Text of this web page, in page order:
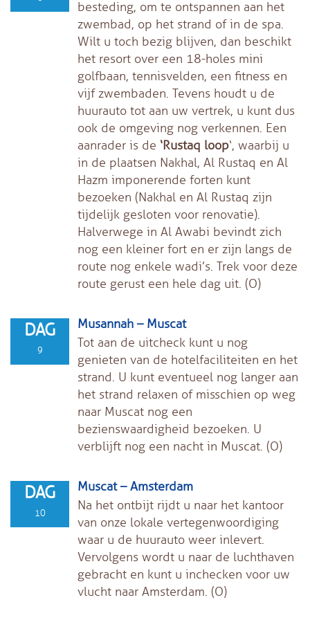
besteding, om te ontspannen aan het
zwembad, op het strand of in de spa.
Wilt u toch bezig blijven, dan beschikt
het resort over een 18-holes mini
golfbaan, tennisvelden, een fitness en
vijf zwembaden. Tevens houdt u de
huurauto tot aan uw vertrek, u kunt dus
ook de omgeving nog verkennen. Een
aanrader is de ‘Rustaq loop‘, waarbij u
in de plaatsen Nakhal, Al Rustaq en Al
Hazm imponerende forten kunt
bezoeken (Nakhal en Al Rustaq zijn
tijdelijk gesloten voor renovatie).
Halverwege in Al Awabi bevindt zich
nog een kleiner fort en er zijn langs de
route nog enkele wadi’s. Trek voor deze
route gerust een hele dag uit. (O)
DAG
9
Musannah – Muscat
Tot aan de uitcheck kunt u nog
genieten van de hotelfaciliteiten en het
strand. U kunt eventueel nog langer aan
het strand relaxen of misschien op weg
naar Muscat nog een
bezienswaardigheid bezoeken. U
verblijft nog een nacht in Muscat. (O)
DAG
10
Muscat – Amsterdam
Na het ontbijt rijdt u naar het kantoor
van onze lokale vertegenwoordiging
waar u de huurauto weer inlevert.
Vervolgens wordt u naar de luchthaven
gebracht en kunt u inchecken voor uw
vlucht naar Amsterdam. (O)